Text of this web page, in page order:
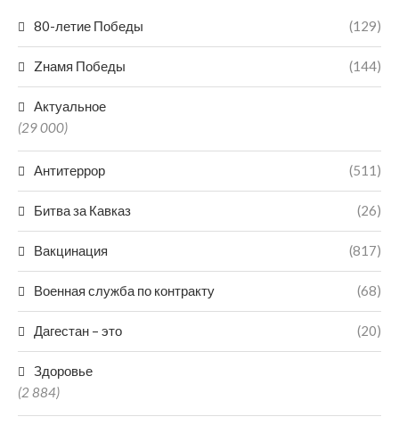
80-летие Победы (129)
Zнамя Победы (144)
Актуальное
(29 000)
Антитеррор (511)
Битва за Кавказ (26)
Вакцинация (817)
Военная служба по контракту (68)
Дагестан – это (20)
Здоровье
(2 884)